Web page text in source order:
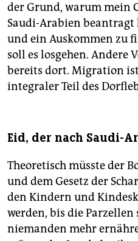
der Grund, warum mein
Saudi-Arabien
und ein Auskommen zu
soll es losgehen. Andere
bereits dort. Migration
integraler Teil des
Eid, der nach Saudi-
Theoretisch müsste der
und dem Gesetz der
den Kindern und
werden, bis die Parzellen
niemanden mehr